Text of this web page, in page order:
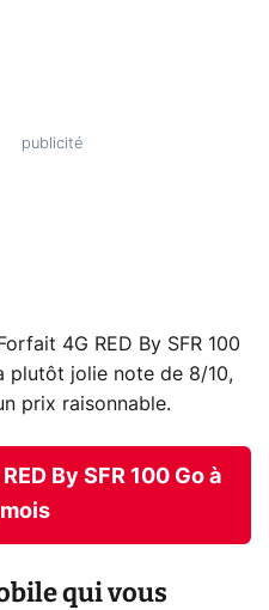
4G RED By SFR 100
plutôt jolie note de 8/10,
prix raisonnable.
By SFR 100 Go à
qui vous